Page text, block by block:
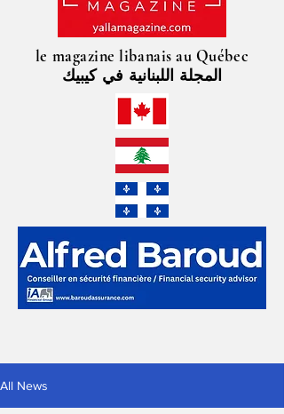
le magazine libanais au Québec
المجلة اللبنانية في كيبيك
All News